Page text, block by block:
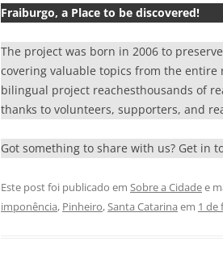
Fraiburgo, a Place to be discovered!
The project was born in 2006 to
covering valuable topics from the entire
bilingual project reachesthousands of
thanks to volunteers, supporters, and
Got something to share with us? Get in
Este post foi publicado em Sobre a Cidadee
imponência, Pinheiro,Santa Catarina em 1 de